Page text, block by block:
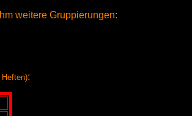
weitere Gruppierungen:
: